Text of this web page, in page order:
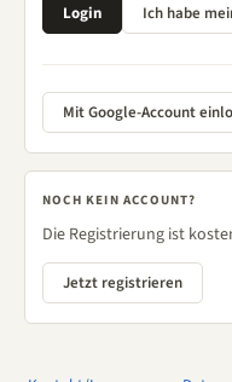
Mit Google-Account
NOCH KEIN ACCOUNT?
Die Registrierung ist
Jetzt registrieren